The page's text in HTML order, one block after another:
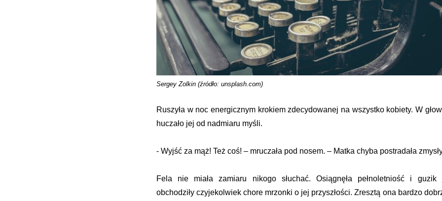
Sergey Zolkin (źródło: unsplash.com)
Ruszyła w noc energicznym krokiem zdecydowanej na wszystko kobiety. W
huczało jej od nadmiaru myśli.
‑ Wyjść za mąż! Też coś! – mruczała pod nosem. – Matka chyba postradała
Fela nie miała zamiaru nikogo słuchać. Osiągnęła pełnoletniość i guzik
obchodziły czyjekolwiek chore mrzonki o jej przyszłości. Zresztą ona bardzo